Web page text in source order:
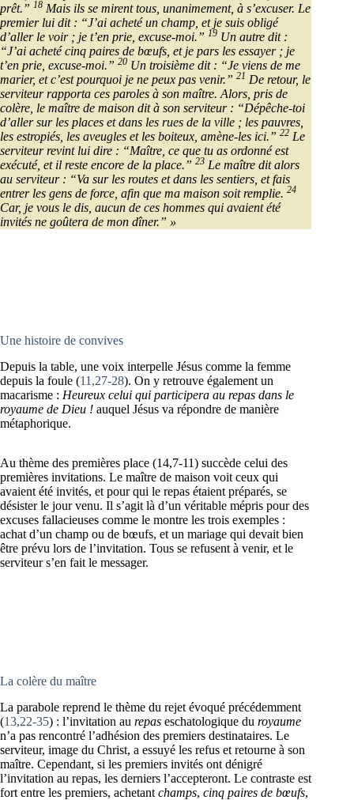
prêt.” 18 Mais ils se mirent tous, unanimement, à s’excuser. Le
premier lui dit : “J’ai acheté un champ, et je suis obligé
d’aller le voir ; je t’en prie, excuse-moi.” 19 Un autre dit :
“J’ai acheté cinq paires de bœufs, et je pars les essayer ; je
t’en prie, excuse-moi.” 20 Un troisième dit : “Je viens de me
marier, et c’est pourquoi je ne peux pas venir.” 21 De retour, le
serviteur rapporta ces paroles à son maître. Alors, pris de
colère, le maître de maison dit à son serviteur : “Dépêche-toi
d’aller sur les places et dans les rues de la ville ; les pauvres,
les estropiés, les aveugles et les boiteux, amène-les ici.” 22 Le
serviteur revint lui dire : “Maître, ce que tu as ordonné est
exécuté, et il reste encore de la place.” 23 Le maître dit alors
au serviteur : “Va sur les routes et dans les sentiers, et fais
entrer les gens de force, afin que ma maison soit remplie. 24
Car, je vous le dis, aucun de ces hommes qui avaient été
invités ne goûtera de mon dîner.” »
Une histoire de convives
Depuis la table, une voix interpelle Jésus comme la femme
depuis la foule (11,27-28). On y retrouve également un
macarisme : Heureux celui qui participera au repas dans le
royaume de Dieu ! auquel Jésus va répondre de manière
métaphorique.
Au thème des premières place (14,7-11) succède celui des
premières invitations. Le maître de maison voit ceux qui
avaient été invités, et pour qui le repas étaient préparés, se
désister le jour venu. Il s’agit là d’un véritable mépris pour des
excuses fallacieuses comme le montre les trois exemples :
achat d’un champ ou de bœufs, et un mariage qui devait bien
être prévu lors de l’invitation. Tous se refusent à venir, et le
serviteur s’en fait le messager.
La colère du maître
La parabole reprend le thème du rejet évoqué précédemment
(13,22-35) : l’invitation au repas eschatologique du royaume
n’a pas rencontré l’adhésion des premiers destinataires. Le
serviteur, image du Christ, a essuyé les refus et retourne à son
maître. Cependant, si les premiers invités ont dénigré
l’invitation au repas, les derniers l’accepteront. Le contraste est
fort entre les premiers, achetant champs, cinq paires de bœufs,